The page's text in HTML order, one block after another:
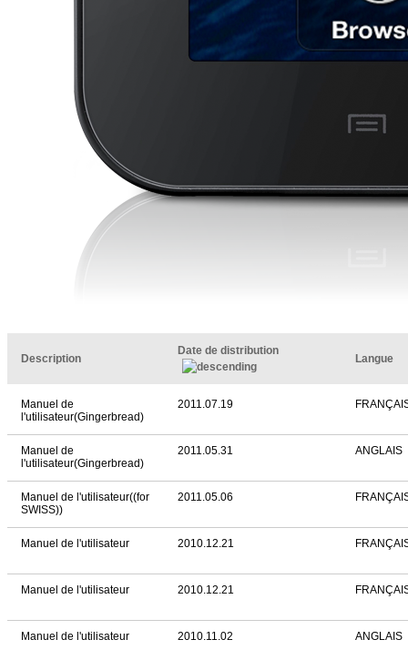
Description
Date de distribution
Langue
Manuel de
l'utilisateur(Gingerbread)
2011.07.19
Manuel de
l'utilisateur(Gingerbread)
2011.05.31 ANGLAIS
Manuel de l'utilisateur((for
SWISS))
2011.05.06
Manuel de l'utilisateur 2010.12.21
Manuel de l'utilisateur 2010.12.21
Manuel de l'utilisateur 2010.11.02 ANGLAIS